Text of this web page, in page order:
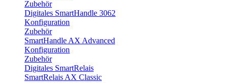
Zubehör
Digitales SmartHandle 3062
Konfiguration
Zubehör
SmartHandle AX Advanced
Konfiguration
Zubehör
Digitales SmartRelais
SmartRelais AX Classic